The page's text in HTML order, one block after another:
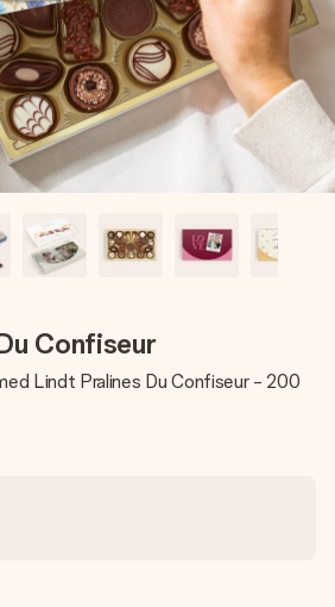
ett meddelande som verkligen berör
bara med all kärlek för stunden.
Confiseur
Lindt Pralines Du Confiseur - 200